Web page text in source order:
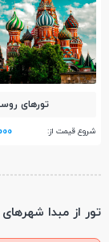
تور‌های
شروع قیمت از:
تور از مبدا شهرهای